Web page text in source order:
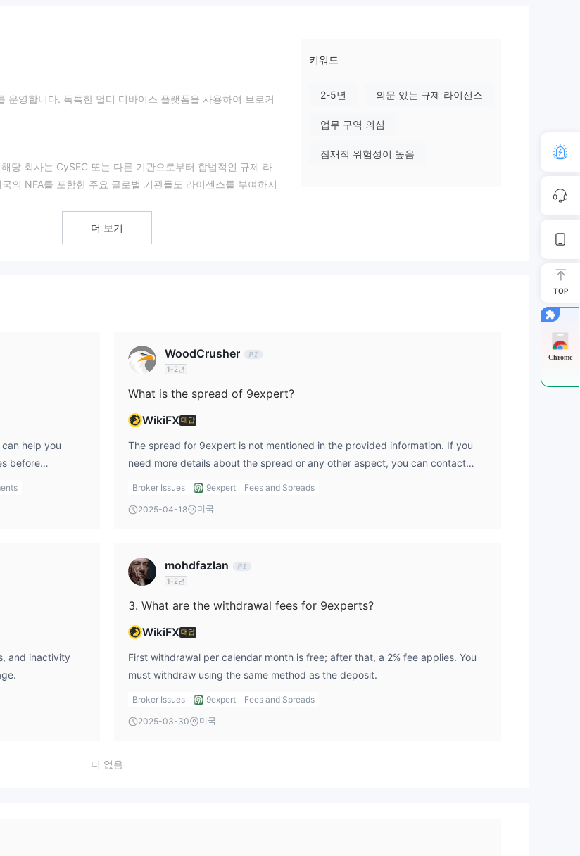
영합니다. 독특한 멀티 디바이스 플랫폼을 사용하여 브로커
당 회사는 CySEC 또는 다른 기관으로부터 합법적인 규제 라
의 NFA를 포함한 주요 글로벌 기관들도 라이센스를 부여하지
지 않습니다.
다 높으며, 휴면 및 인출 수수료와 같은 비거래 수수료를 고려
같은 특정 상품의 스프레드 또는 수수료에 대한 세부 정보가
키워드
2-5년 의문 있는 규제 라이선스
업무 구역 의심
잠재적 위험성이 높음
더 보기
help you
before
WoodCrusher
1-2년
What is the spread of 9expert?
WikiFX대답
The spread for 9expert is not mentioned in the provided information. If you
need more details about the spread or any other aspect, you can contact
their support directly or check their platform for more specific data.
Broker Issues 9expert Fees and Spreads
2025-04-18 미국
and inactivity
mohdfazlan
1-2년
3. What are the withdrawal fees for 9experts?
WikiFX대답
First withdrawal per calendar month is free; after that, a 2% fee applies. You
must withdraw using the same method as the deposit.
Broker Issues 9expert Fees and Spreads
2025-03-30 미국
더 없음
TOP
Chrome